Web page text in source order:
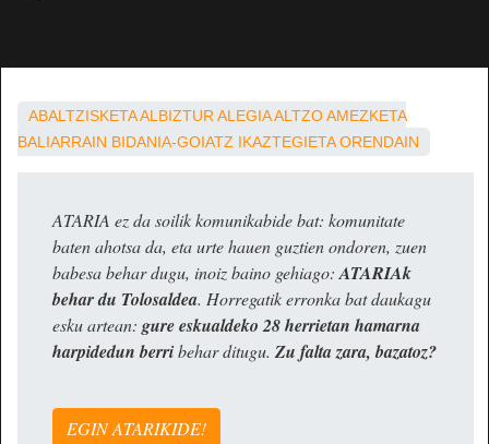
ABALTZISKETAALBIZTURALEGIAALTZOAMEZKETA
BALIARRAIN BIDANIA-GOIATZ IKAZTEGIETA ORENDAIN
ATARIA ez da soilik komunikabide bat: komunitate
baten ahotsa da, eta urte hauen guztien ondoren, zuen
babesa behar dugu, inoiz baino gehiago:ATARIAk
behar du Tolosaldea. Horregatik erronka bat daukagu
esku artean: gure eskualdeko 28 herrietan hamarna
harpidedun berribehar ditugu. Zu falta zara, bazatoz?
EGIN ATARIKIDE!